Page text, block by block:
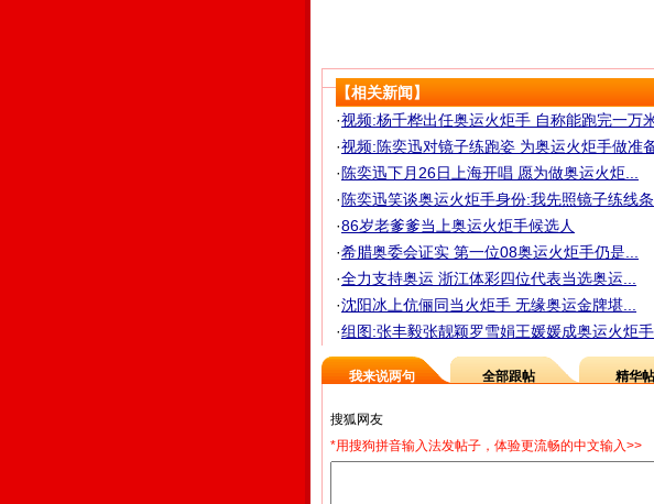
【相关新闻】
·视频:杨千桦出任奥运火炬手 自称能跑完一万
·视频:陈奕迅对镜子练跑姿 为奥运火炬手做准
· 陈奕迅下月26日上海开唱 愿为做奥运火炬...
· 陈奕迅笑谈奥运火炬手身份:我先照镜子练线条
·86岁老爹爹当上奥运火炬手候选人
·希腊奥委会证实 第一位08奥运火炬手仍是...
·全力支持奥运 浙江体彩四位代表当选奥运...
·沈阳冰上伉俪同当火炬手 无缘奥运金牌堪...
·组图:张丰毅张靓颖罗雪娟王媛媛成奥运火炬手
我来说两句 全部跟帖 精华帖
*用搜狗拼音输入法发帖子，体验更流畅的中文输入>>